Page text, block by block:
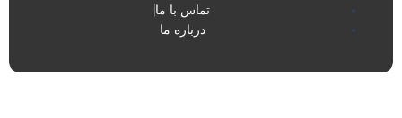
تماس با ما
درباره ما